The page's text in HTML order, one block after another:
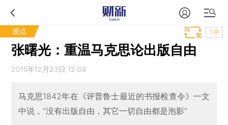
观点 T中
张曙光：重温马克思论出版自由
2015年12月23日 12:08
马克思1842年在《评普鲁士最近的书报检查令》一文
中说，“没有出版自由，其它一切自由都是泡影”